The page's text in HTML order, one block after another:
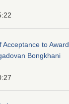
to Award
Bongkhani